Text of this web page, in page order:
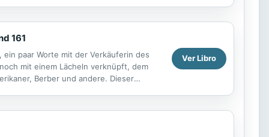
161
paar Worte mit der Verkäuferin des
mit einem Lächeln verknüpft, dem
Berber und andere. Dieser
Ver Libro